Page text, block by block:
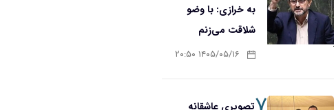
به خرازی: با وضو
شلاقت می‌زنم
۱۴۰۵/۰۵/۱۶ ۲۰:۵۰
تصویری عاشقانه